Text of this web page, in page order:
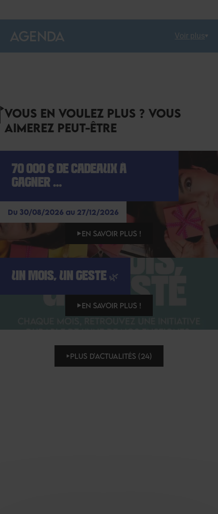
AGENDA Voir plus
VOUS EN VOULEZ PLUS ? VOUS
AIMEREZ PEUT-ÊTRE
70 000 € DE CADEAUX À
GAGNER ...
Du 30/08/2026 au 27/12/2026
EN SAVOIR PLUS !
UN MOIS, UN GESTE 🌿
EN SAVOIR PLUS !
PLUS D'ACTUALITÉS (24)